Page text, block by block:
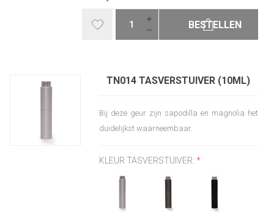
BESTELLEN
TN014 TASVERSTUIVER (10ML)
Bij deze geur zijn sapodilla en magnolia het
duidelijkst waarneembaar.
KLEUR TASVERSTUIVER: *